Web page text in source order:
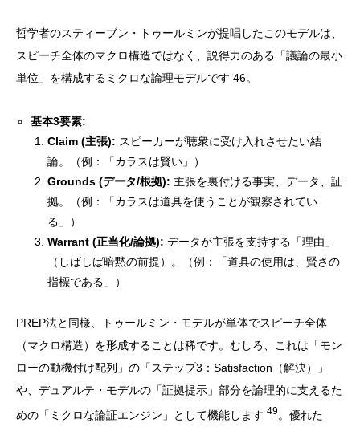
哲学者のスティーブン・トゥールミンが提唱したこのモデルは、
スピーチ全体のマクロ構造ではなく、説得力のある「議論の最小
単位」を構成するミクロな論理モデルです 46。
基本3要素:
Claim (主張): スピーカーが聴衆に受け入れさせたい結
論。（例：「カラスは賢い」）
Grounds (データ/根拠): 主張を裏付ける事実、データ、証
拠。（例：「カラスは道具を使うことが観察されてい
る」）
Warrant (正当化/論拠): データが主張を支持する「理由」
（しばしば暗黙の前提）。（例：「道具の使用は、賢さの
指標である」）
PREP法と同様、トゥールミン・モデルが単体でスピーチ全体
（マクロ構造）を形成することは稀です。むしろ、これは「モン
ローの動機付け配列」の「ステップ3：Satisfaction（解決）」
や、デュアルテ・モデルの「証拠提示」部分を論理的に支えるた
めの「ミクロな論証エンジン」として機能します 49。優れた